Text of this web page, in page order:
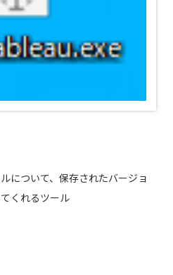
について、保存されたバージョ
くれるツール